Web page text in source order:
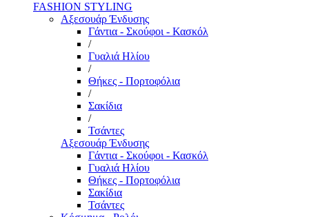
FASHION STYLING
Αξεσουάρ Ένδυσης
Γάντια - Σκούφοι - Κασκόλ
/
Γυαλιά Ηλίου
/
Θήκες - Πορτοφόλια
/
Σακίδια
/
Τσάντες
Αξεσουάρ Ένδυσης
Γάντια - Σκούφοι - Κασκόλ
Γυαλιά Ηλίου
Θήκες - Πορτοφόλια
Σακίδια
Τσάντες